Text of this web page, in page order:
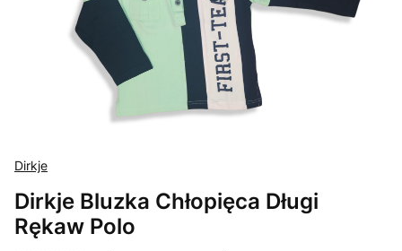
Dirkje
Dirkje Bluzka Chłopięca Długi
Rękaw Polo